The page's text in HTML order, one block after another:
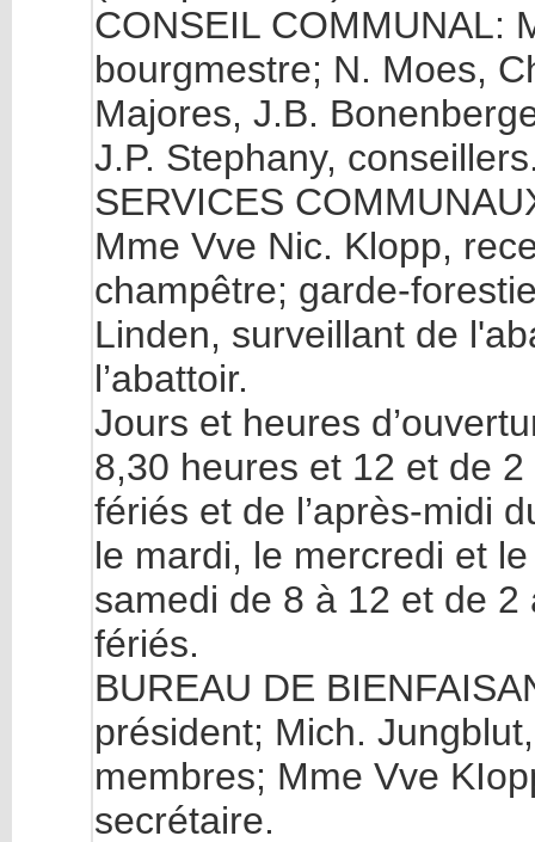
CONSEIL COMMUNAL:
bourgmestre; N. Moes,
Majores, J.B.
J.P. Stephany,
SERVICES
Mme Vve Nic. Klopp,
champêtre; garde-
Linden, surveillant de
l’abattoir.
Jours et heures
8,30 heures et 12 et de
fériés et de l’après-midi
le mardi, le mercredi et
samedi de 8 à 12 et de 2
fériés.
BUREAU DE
président; Mich.
membres; Mme Vve
secrétaire.